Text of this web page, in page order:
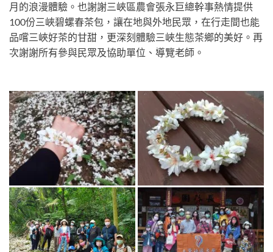
月的浪漫體驗。也謝謝三峽區農會張永巨總幹事熱情提供
100份三峽碧螺春茶包，讓在地與外地民眾，在行走間也能
品嚐三峽好茶的甘甜，更深刻體驗三峽生態茶鄉的美好。再
次謝謝所有參與民眾及協助單位、導覽老師。